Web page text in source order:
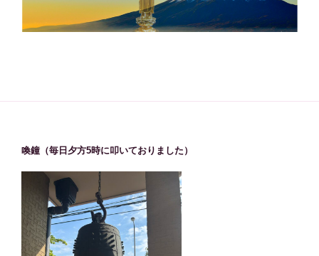
喚鐘（毎日夕方5時に叩いておりました）